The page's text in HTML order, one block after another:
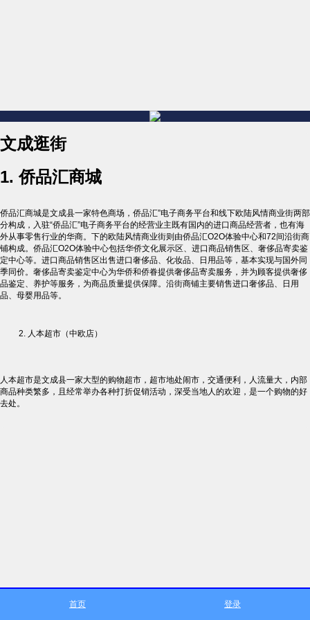
文成逛街
1. 侨品汇商城
侨品汇商城是文成县一家特色商场，侨品汇”电子商务平台和线下欧陆风情商业街两部
分构成，入驻“侨品汇”电子商务平台的经营业主既有国内的进口商品经营者，也有海
外从事零售行业的华商。下的欧陆风情商业街则由侨品汇O2O体验中心和72间沿街商
铺构成。侨品汇O2O体验中心包括华侨文化展示区、进口商品销售区、奢侈品寄卖鉴
定中心等。进口商品销售区出售进口奢侈品、化妆品、日用品等，基本实现与国外同
季同价。奢侈品寄卖鉴定中心为华侨和侨眷提供奢侈品寄卖服务，并为顾客提供奢侈
品鉴定、养护等服务，为商品质量提供保障。沿街商铺主要销售进口奢侈品、日用
品、母婴用品等。
人本超市（中欧店）
人本超市是文成县一家大型的购物超市，超市地处闹市，交通便利，人流量大，内部
商品种类繁多，且经常举办各种打折促销活动，深受当地人的欢迎，是一个购物的好
去处。
首页 登录